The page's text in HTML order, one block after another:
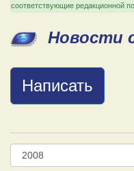
соответствующие редакционной
Новости
Написать
Год